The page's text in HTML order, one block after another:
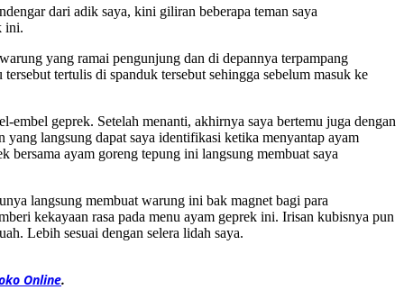
dari adik saya, kini giliran beberapa teman saya
ini.
yang ramai pengunjung dan di depannya terpampang
tertulis di spanduk tersebut sehingga sebelum masuk ke
geprek. Setelah menanti, akhirnya saya bertemu juga dengan
langsung dapat saya identifikasi ketika menyantap ayam
ayam goreng tepung ini langsung membuat saya
langsung membuat warung ini bak magnet bagi para
kekayaan rasa pada menu ayam geprek ini. Irisan kubisnya pun
Lebih sesuai dengan selera lidah saya.
Online.